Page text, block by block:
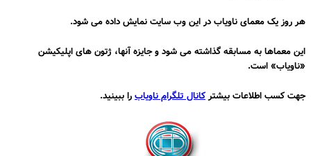
هر روز یک معمای ناویاب در این وب سایت نمایش داده می شود.
این معماها به مسابقه گذاشته می شود و جایزه آنها، ژتون های اپلیکیشن
«ناویاب» است.
جهت کسب اطلاعات بیشترکانال تلگرام ناویابرا ببینید.